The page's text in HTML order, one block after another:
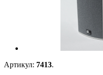
Артикул: 7413.